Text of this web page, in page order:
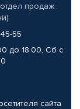
продаж
55
до 18.00, Сб с
сайта